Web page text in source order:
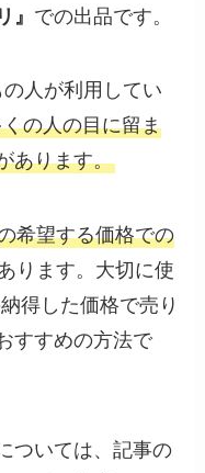
』 での出品です。
の人が利用してい
の人の目に留ま
あります。
希望する価格での
ります。大切に使
得した価格で売り
すすめの方法で
ついては、記事の